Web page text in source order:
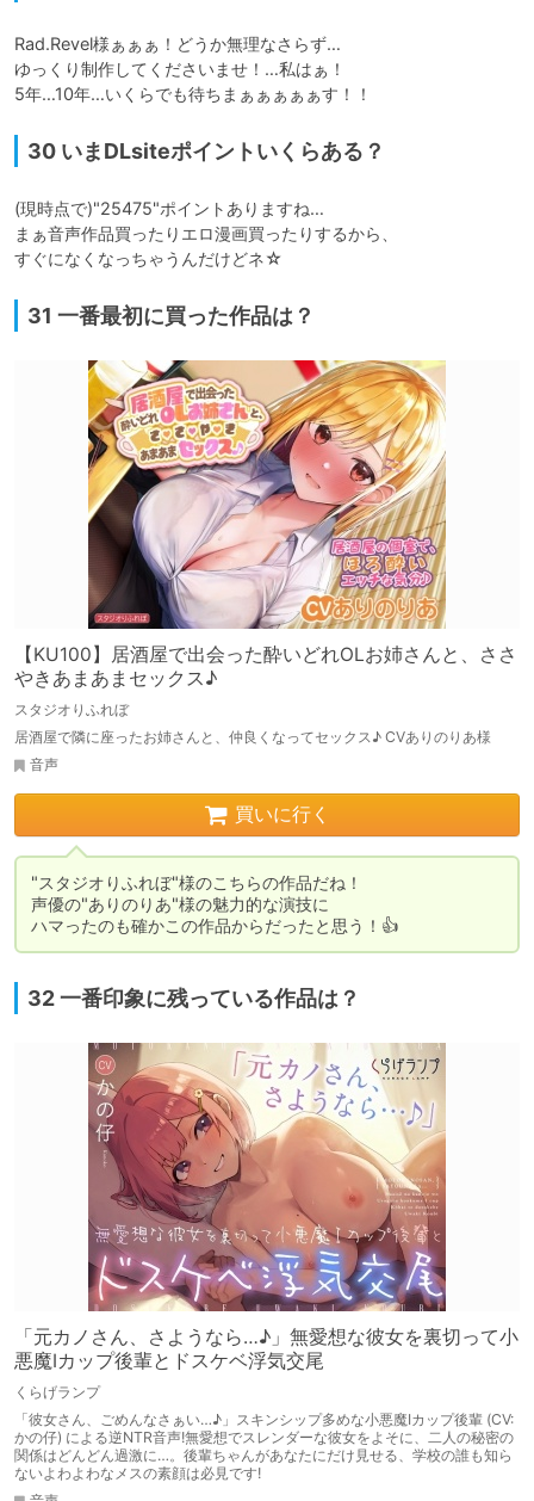
Rad.Revel様ぁぁぁ！どうか無理なさらず…
ゆっくり制作してくださいませ！…私はぁ！
5年…10年…いくらでも待ちまぁぁぁぁぁす！！
30 いまDLsiteポイントいくらある？
(現時点で)"25475"ポイントありますね…
まぁ音声作品買ったりエロ漫画買ったりするから、
すぐになくなっちゃうんだけどネ☆
31 一番最初に買った作品は？
【KU100】居酒屋で出会った酔いどれOLお姉さんと、ささ
やきあまあまセックス♪
スタジオりふれぼ
居酒屋で隣に座ったお姉さんと、仲良くなってセックス♪ CVありのりあ様
音声
買いに行く
"スタジオりふれぼ"様のこちらの作品だね！
声優の"ありのりあ"様の魅力的な演技に
ハマったのも確かこの作品からだったと思う！👍
32 一番印象に残っている作品は？
「元カノさん、さようなら…♪」無愛想な彼女を裏切って小
悪魔Iカップ後輩とドスケベ浮気交尾
くらげランプ
「彼女さん、ごめんなさぁい…♪」スキンシップ多めな小悪魔Iカップ後輩 (CV:
かの仔) による逆NTR音声!無愛想でスレンダーな彼女をよそに、二人の秘密の
関係はどんどん過激に…。後輩ちゃんがあなたにだけ見せる、学校の誰も知ら
ないよわよわなメスの素顔は必見です!